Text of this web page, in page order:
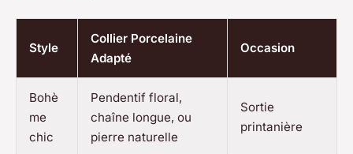
Style
Collier Porcelaine
Adapté
Occasion
Bohè
me
chic
Pendentif floral,
chaîne longue, ou
pierre naturelle
Sortie
printanière